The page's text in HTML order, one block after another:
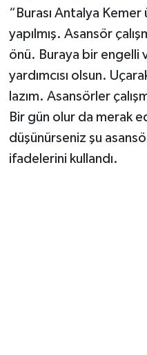
“Burası Antalya
yapılmış. Asansör
önü. Buraya bir engelli
yardımcısı olsun.
lazım. Asansörler
Bir gün olur da merak
düşünürseniz şu
ifadelerini kullandı.